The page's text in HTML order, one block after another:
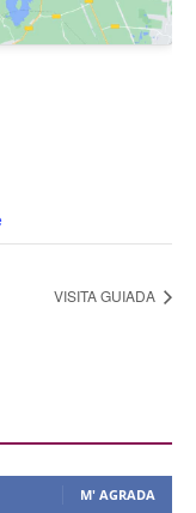
VISITA GUIADA
M' AGRADA